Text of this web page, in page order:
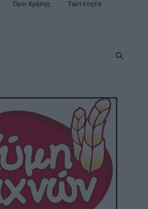
Όροι Χρήσης Ταυτότητα